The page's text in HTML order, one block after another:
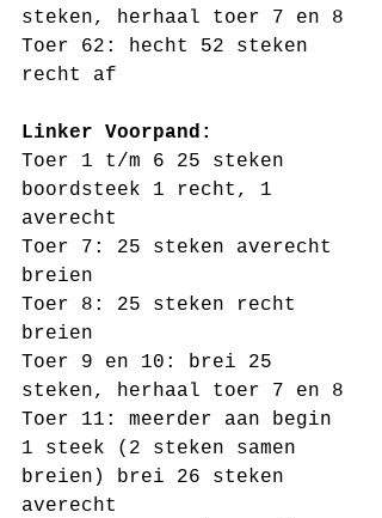
steken, herhaal toer 7 en 8
Toer 62: hecht 52 steken
recht af
Linker Voorpand:
Toer 1 t/m 6 25 steken
boordsteek 1 recht, 1
averecht
Toer 7: 25 steken averecht
breien
Toer 8: 25 steken recht
breien
Toer 9 en 10: brei 25
steken, herhaal toer 7 en 8
Toer 11: meerder aan begin
1 steek (2 steken samen
breien) brei 26 steken
averecht